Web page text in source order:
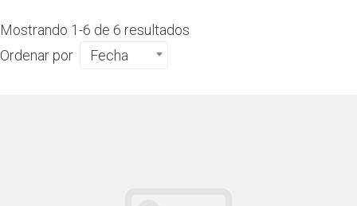
Mostrando 1-6 de 6 resultados
Ordenar por
Fecha